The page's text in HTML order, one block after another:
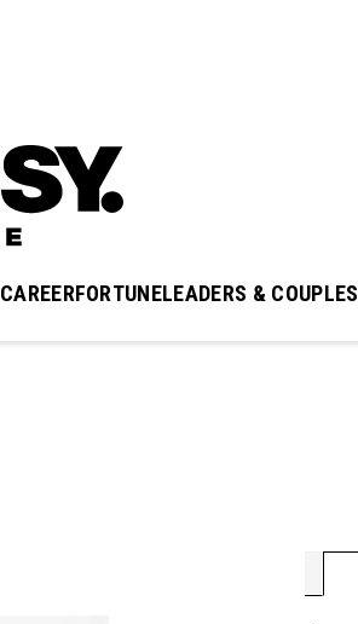
CAREERFORTUNELEADERS & COUPLES